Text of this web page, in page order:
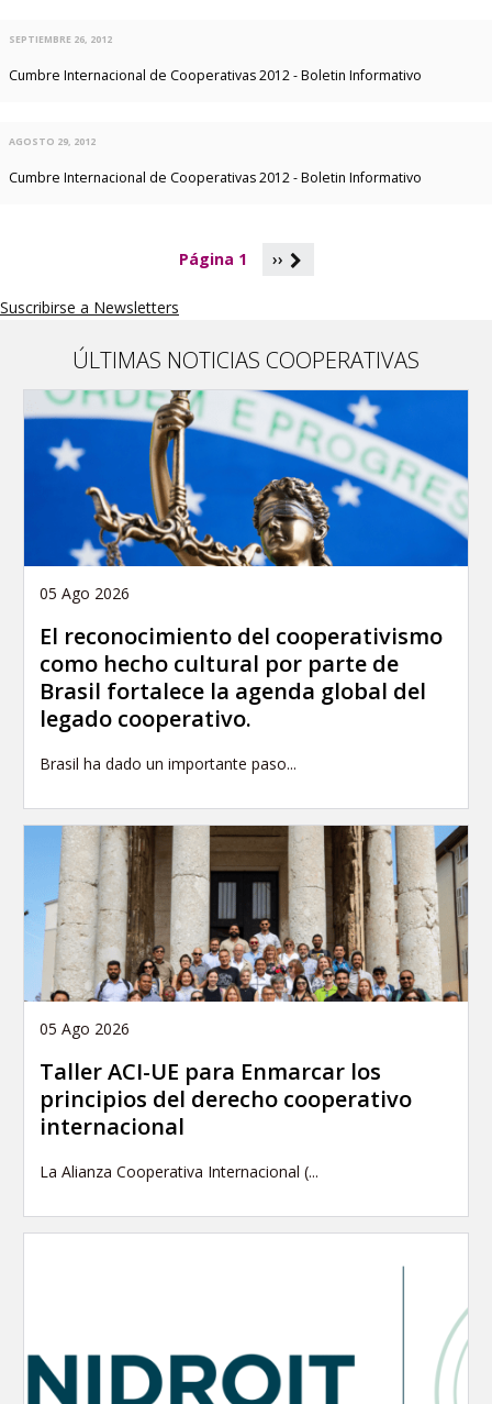
SEPTIEMBRE 26, 2012
Cumbre Internacional de Cooperativas 2012 - Boletin Informativo
AGOSTO 29, 2012
Cumbre Internacional de Cooperativas 2012 - Boletin Informativo
i
Página 1 ››
Suscribirse a Newsletters
ÚLTIMAS NOTICIAS COOPERATIVAS
05 Ago 2026
El reconocimiento del cooperativismo
como hecho cultural por parte de
Brasil fortalece la agenda global del
legado cooperativo.
Brasil ha dado un importante paso...
05 Ago 2026
Taller ACI-UE para Enmarcar los
principios del derecho cooperativo
internacional
La Alianza Cooperativa Internacional (...